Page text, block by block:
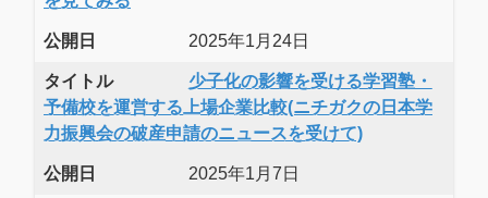
公開日 2025年1月24日
タイトル
少子化の影響を受ける学習塾・
予備校を運営する上場企業比較(ニチガクの日本学
力振興会の破産申請のニュースを受けて)
公開日 2025年1月7日